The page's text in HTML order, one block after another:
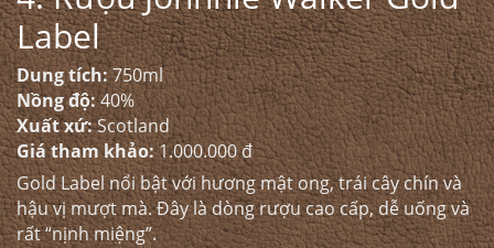
Label
Dung tích:750ml
Nồng độ:40%
Xuất xứ:Scotland
Giá tham khảo:1.000.000 đ
Gold Label nổi bật với hương mật ong, trái cây chín và
hậu vị mượt mà. Đây là dòng rượu cao cấp, dễ uống và
rất “nịnh miệng”.